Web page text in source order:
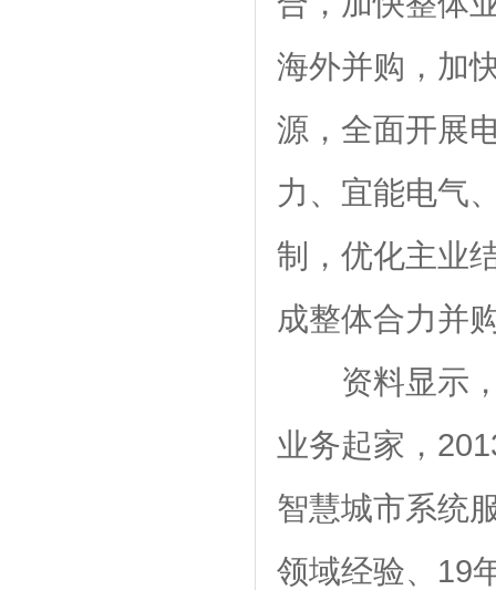
海外并购，加
源，全面开展
力、宜能电气
制，优化主业
成整体合力并
资料显示
业务起家，
智慧城市系统
领域经验、19